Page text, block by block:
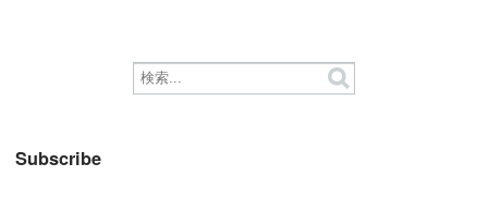
Subscribe